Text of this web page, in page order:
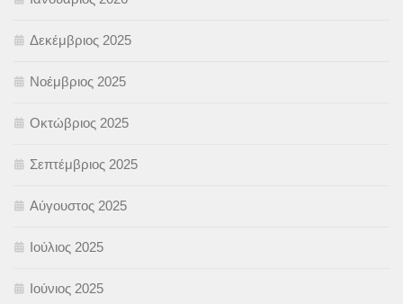
Δεκέμβριος 2025
Νοέμβριος 2025
Οκτώβριος 2025
Σεπτέμβριος 2025
Αύγουστος 2025
Ιούλιος 2025
Ιούνιος 2025